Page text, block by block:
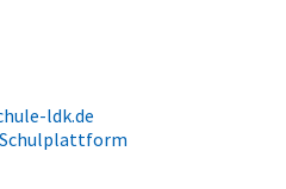
ldk.de
Schulplattform